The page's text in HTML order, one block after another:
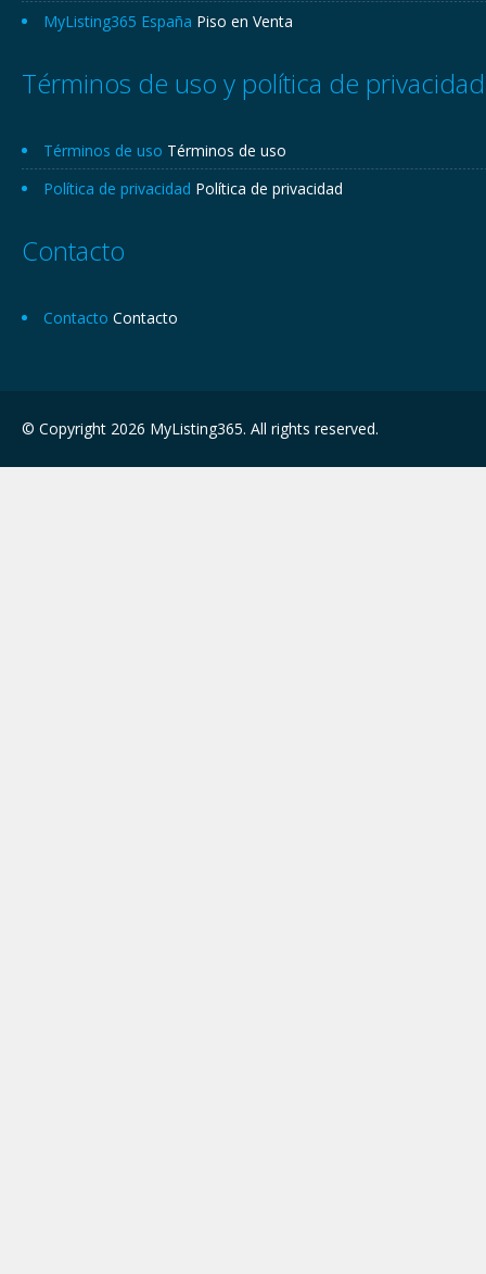
MyListing365 España Piso en Venta
Términos de uso y política de privacidad
Términos de uso Términos de uso
Política de privacidad Política de privacidad
Contacto
Contacto Contacto
© Copyright 2026 MyListing365. All rights reserved.